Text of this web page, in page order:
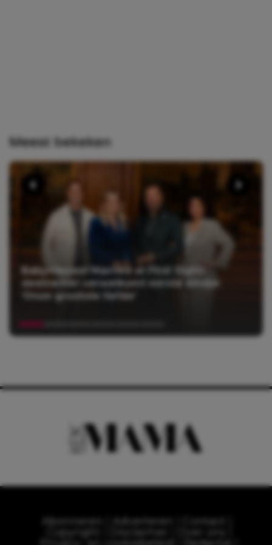
Meest bekeken
Babynieuws! Married at First Sight-
deelnemer verwelkomt eerste kindje:
‘Onze grootste liefde’
Contact